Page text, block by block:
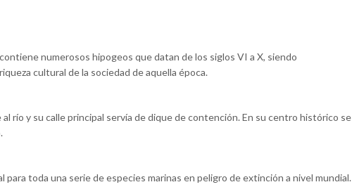
numerosos hipogeos que datan de los siglos VI a X, siendo
cultural de la sociedad de aquella época.
río y su calle principal servía de dique de contención. En su centro histórico se
toda una serie de especies marinas en peligro de extinción a nivel mundial.